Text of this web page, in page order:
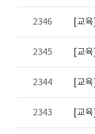
2346 [교
2345 [교
2344 [교
2343 [교